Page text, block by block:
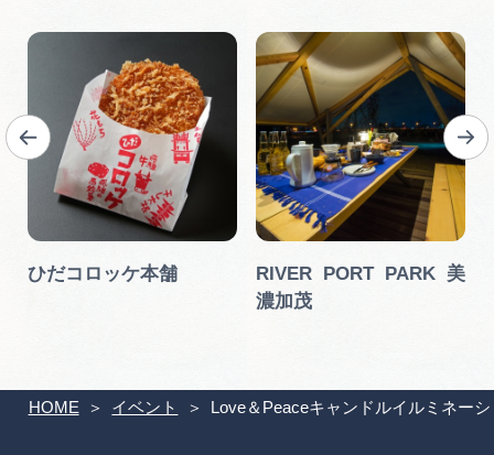
HOME イベント Love＆Peaceキャンドルイルミネー
ひだコロッケ本舗
RIVER PORT PARK 美
濃加茂